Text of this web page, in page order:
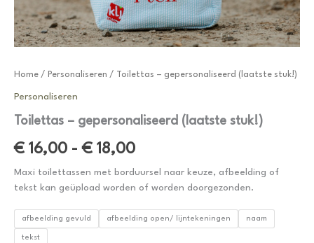
Home / Personaliseren / Toilettas – gepersonaliseerd (laatste stuk!)
Personaliseren
Toilettas – gepersonaliseerd (laatste stuk!)
€ 16,00 - € 18,00Prijsklasse:
€ 16,00
€ 18,00
Maxi toilettassen met borduursel naar keuze, afbeelding of
tekst kan geüpload worden of worden doorgezonden.
afbeelding gevuld afbeelding open/ lijntekeningen naam
tekst